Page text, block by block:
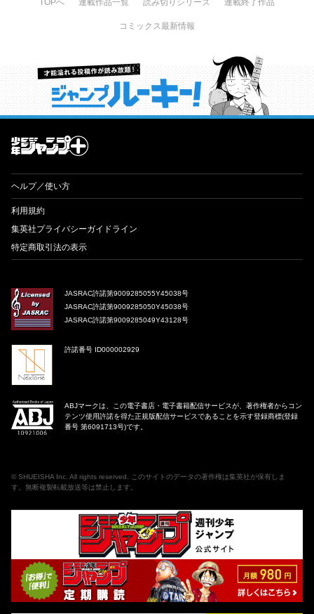
コミックス最新情報
才能溢れる投稿作が読み放題！ ジャンプルーキー！
ヘルプ／使い方
利用規約
集英社プライバシーガイドライン
特定商取引法の表示
JASRAC許諾第9009285055Y45038号
JASRAC許諾第9009285050Y45038号
JASRAC許諾第9009285049Y43128号
許諾番号 ID000002929
ABJマークは、この電子書店・電子書籍配信サービスが、著作権者からコン
テンツ使用許諾を得た正規版配信サービスであることを示す登録商標(登録
番号 第6091713号)です。
© SHUEISHA Inc . All rights reserved. このサイトのデータの著作権は集英社が保有しま
す。無断複製転載放送等は禁止します。